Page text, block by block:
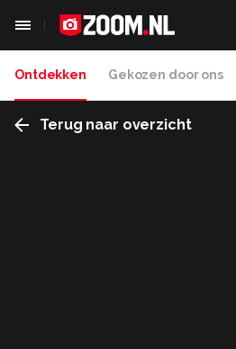
Ontdekken Gekozen door ons
Terug naar overzicht